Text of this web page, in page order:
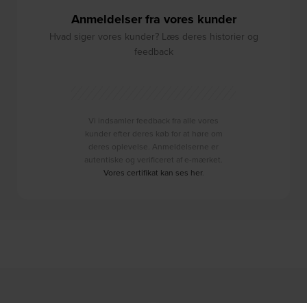
Anmeldelser fra vores kunder
Hvad siger vores kunder? Læs deres historier og
feedback
Vi indsamler feedback fra alle vores
kunder efter deres køb for at høre om
deres oplevelse. Anmeldelserne er
autentiske og verificeret af e-mærket.
Vores certifikat kan ses her.